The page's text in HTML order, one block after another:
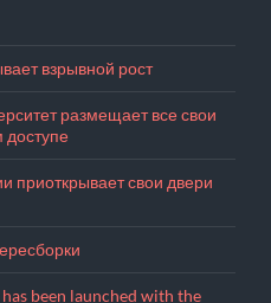
взрывной рост
размещает все свои
доступе
приоткрывает свои двери
been launched with the